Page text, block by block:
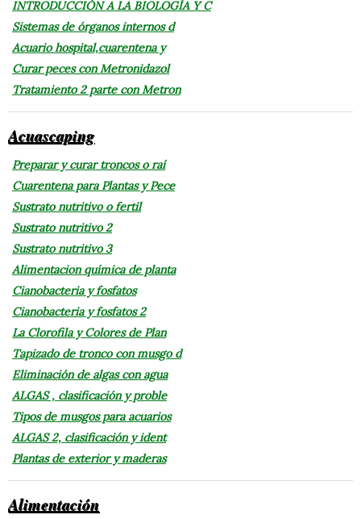
INTRODUCCIÓN A LA BIOLOGÍA Y C
Sistemas de órganos internos d
Acuario hospital,cuarentena y
Curar peces con Metronidazol
Tratamiento 2 parte con Metron
Acuascaping
Preparar y curar troncos o raí
Cuarentena para Plantas y Pece
Sustrato nutritivo o fertil
Sustrato nutritivo 2
Sustrato nutritivo 3
Alimentacion química de planta
Cianobacteria y fosfatos
Cianobacteria y fosfatos 2
La Clorofila y Colores de Plan
Tapizado de tronco con musgo d
Eliminación de algas con agua
ALGAS , clasificación y proble
Tipos de musgos para acuarios
ALGAS 2, clasificación y ident
Plantas de exterior y maderas
Alimentación